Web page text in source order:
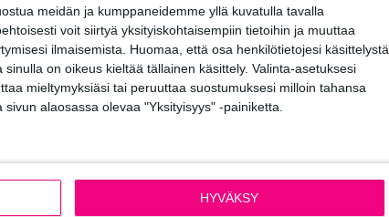
meidän ja kumppaneidemme yllä kuvatulla tavalla
voit siirtyä yksityiskohtaisempiin tietoihin ja muuttaa
ilmaisemista.
Huomaa, että osa henkilötietojesi käsittelystä
on oikeus kieltää tällainen käsittely. Valinta-asetuksesi
mieltymyksiäsi tai peruuttaa suostumuksesi milloin tahansa
alaosassa olevaa "Yksityisyys" -painiketta.
HYVÄKSY
pähkinänkuoressa
(esim. auringonsuojalasi,